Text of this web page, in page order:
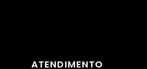
ATENDIMENTO